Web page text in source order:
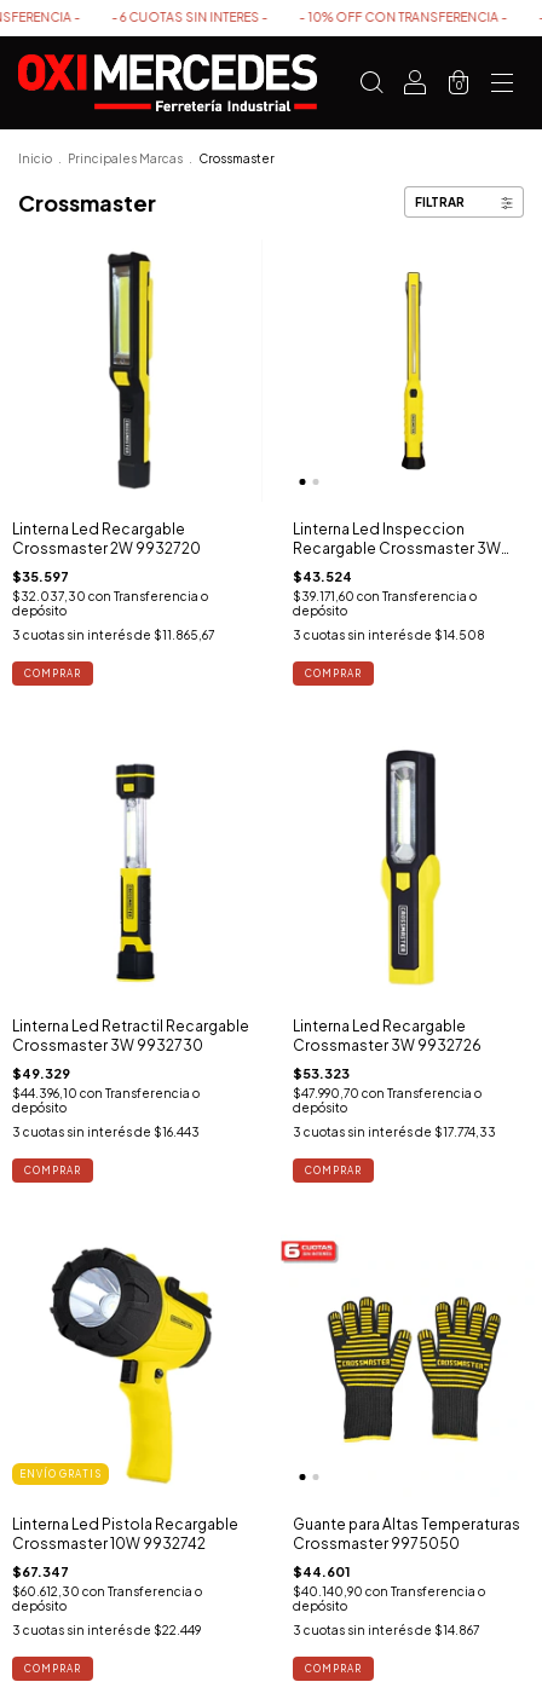
- - 6 CUOTAS SIN INTERES - - 10% OFF CON TRANSFERENCIA - - 6
0
Inicio Principales Marcas Crossmaster
Crossmaster FILTRAR
Linterna Led Recargable
Crossmaster 2W 9932720
$35.597
$32.037,30 con Transferencia o
depósito
3 cuotas sin interés de $11.865,67
Linterna Led Inspeccion
Recargable Crossmaster 3W
9932724
$43.524
$39.171,60 con Transferencia o
depósito
3 cuotas sin interés de $14.508
Linterna Led Retractil Recargable
Crossmaster 3W 9932730
$49.329
$44.396,10 con Transferencia o
depósito
3 cuotas sin interés de $16.443
Linterna Led Recargable
Crossmaster 3W 9932726
$53.323
$47.990,70 con Transferencia o
depósito
3 cuotas sin interés de $17.774,33
ENVÍO GRATIS
Linterna Led Pistola Recargable
Crossmaster 10W 9932742
$67.347
$60.612,30 con Transferencia o
depósito
3 cuotas sin interés de $22.449
Guante para Altas Temperaturas
Crossmaster 9975050
$44.601
$40.140,90 con Transferencia o
depósito
3 cuotas sin interés de $14.867